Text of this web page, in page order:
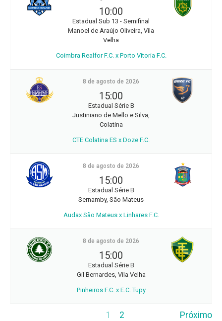
10:00
Estadual Sub 13 - Semifinal
Manoel de Araújo Oliveira, Vila
Velha
Coimbra Realfor F.C. x Porto Vitoria F.C.
8 de agosto de 2026
15:00
Estadual Série B
Justiniano de Mello e Silva,
Colatina
CTE Colatina ES x Doze F.C.
8 de agosto de 2026
15:00
Estadual Série B
Sernamby, São Mateus
Audax São Mateus x Linhares F.C.
8 de agosto de 2026
15:00
Estadual Série B
Gil Bernardes, Vila Velha
Pinheiros F.C. x E.C. Tupy
1 2 Próximo